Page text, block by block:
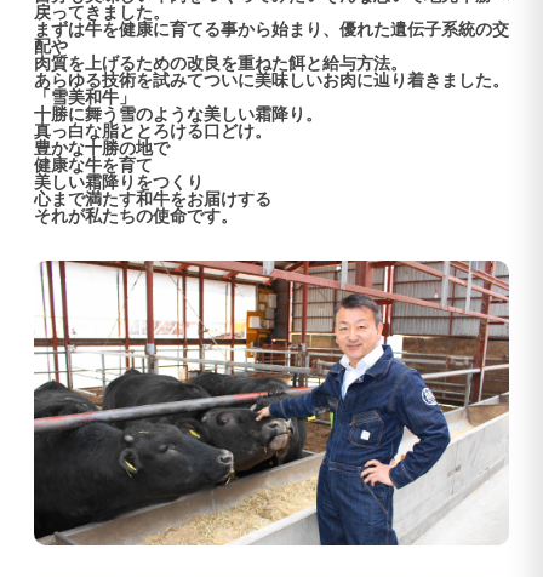
戻ってきました。
まずは牛を健康に育てる事から始まり、優れた遺伝子系統の交
配や
肉質を上げるための改良を重ねた餌と給与方法。
あらゆる技術を試みてついに美味しいお肉に辿り着きました。
「雪美和牛」
十勝に舞う雪のような美しい霜降り。
真っ白な脂ととろける口どけ。
豊かな十勝の地で
健康な牛を育て
美しい霜降りをつくり
心まで満たす和牛をお届けする
それが私たちの使命です。